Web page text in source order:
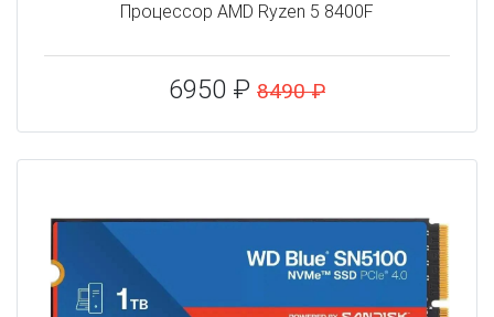
Процессор AMD Ryzen 5 8400F
6950 ₽ 8490 ₽